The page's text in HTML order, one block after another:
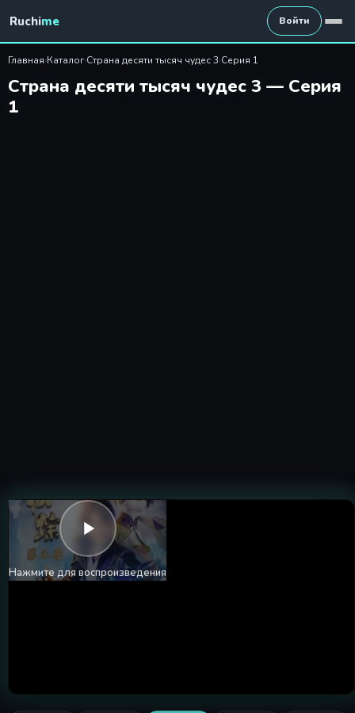
Страна десяти тысяч
Ruchime Войти
Главная›Каталог›Страна десяти тысяч чудес 3›Серия 1
Страна десяти тысяч чудес 3 — Серия
1
Нажмите для воспроизведения